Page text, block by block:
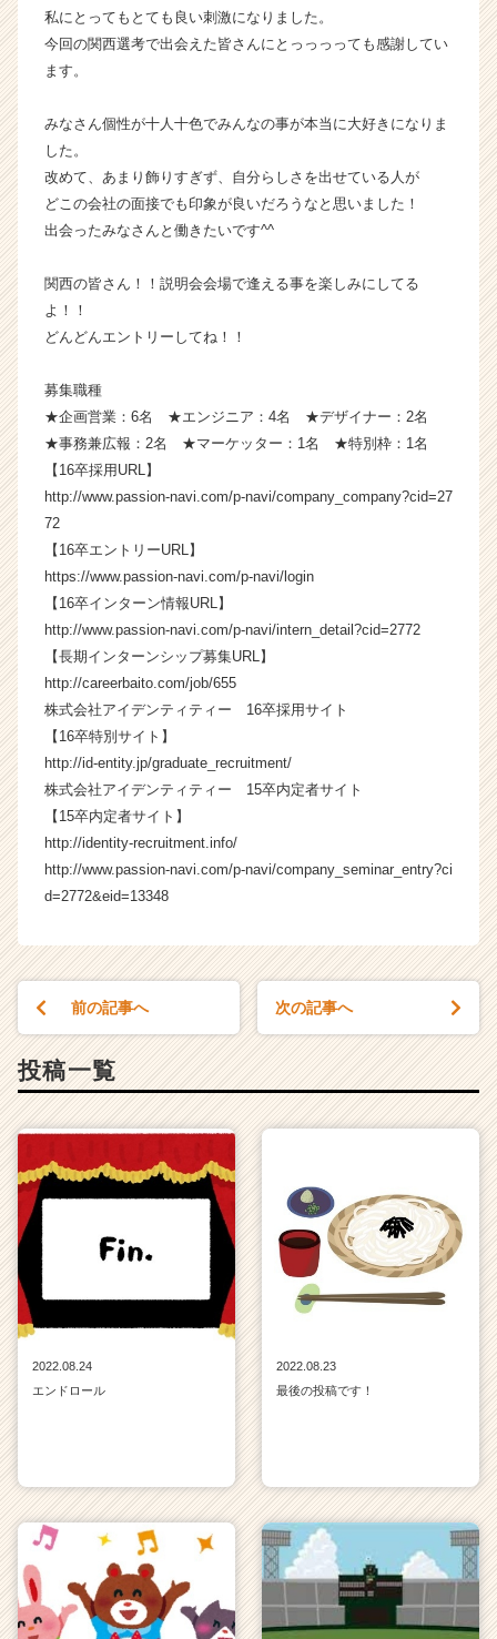
チ
ャ
長
業
ら
ス
ウ
が
活
サ
ト
ア
リ
ア
（C
h
e
a
e
e
私にとってもとても良い刺激になりました。
今回の関西選考で出会えた皆さんにとっっっっても感謝してい
ます。
みなさん個性が十人十色でみんなの事が本当に大好きになりま
した。
改めて、あまり飾りすぎず、自分らしさを出せている人が
どこの会社の面接でも印象が良いだろうなと思いました！
出会ったみなさんと働きたいです^^
関西の皆さん！！説明会会場で逢える事を楽しみにしてる
よ！！
どんどんエントリーしてね！！
募集職種
★企画営業：6名 ★エンジニア：4名 ★デザイナー：2名
★事務兼広報：2名 ★マーケッター：1名 ★特別枠：1名
【16卒採用URL】
http://www.passion-navi.com/p-navi/company_company?cid=27
72
【16卒エントリーURL】
https://www.passion-navi.com/p-navi/login
【16卒インターン情報URL】
http://www.passion-navi.com/p-navi/intern_detail?cid=2772
【長期インターンシップ募集URL】
http://careerbaito.com/job/655
株式会社アイデンティティー 16卒採用サイト
【16卒特別サイト】
http://id-entity.jp/graduate_recruitment/
株式会社アイデンティティー 15卒内定者サイト
【15卒内定者サイト】
http://identity-recruitment.info/
http://www.passion-navi.com/p-navi/company_seminar_entry?ci
d=2772&eid=13348
前の記事へ 次の記事へ
投稿一覧
2022.08.24
エンドロール
2022.08.23
最後の投稿です！